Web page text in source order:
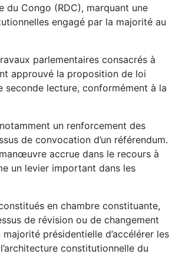
du Congo (RDC), marquant une
engagé par la majorité au
parlementaires consacrés à
approuvé la proposition de loi
seconde lecture, conformément à la
un renforcement des
de convocation d’un référendum.
accrue dans le recours à
un levier important dans les
en chambre constituante,
de révision ou de changement
présidentielle d’accélérer les
constitutionnelle du